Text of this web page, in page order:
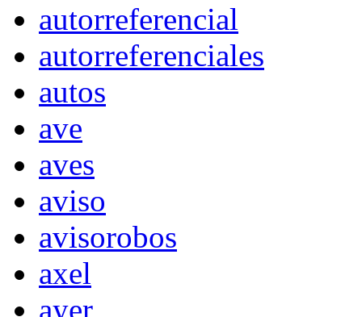
autorreferencial
autorreferenciales
autos
ave
aves
aviso
avisorobos
axel
ayer